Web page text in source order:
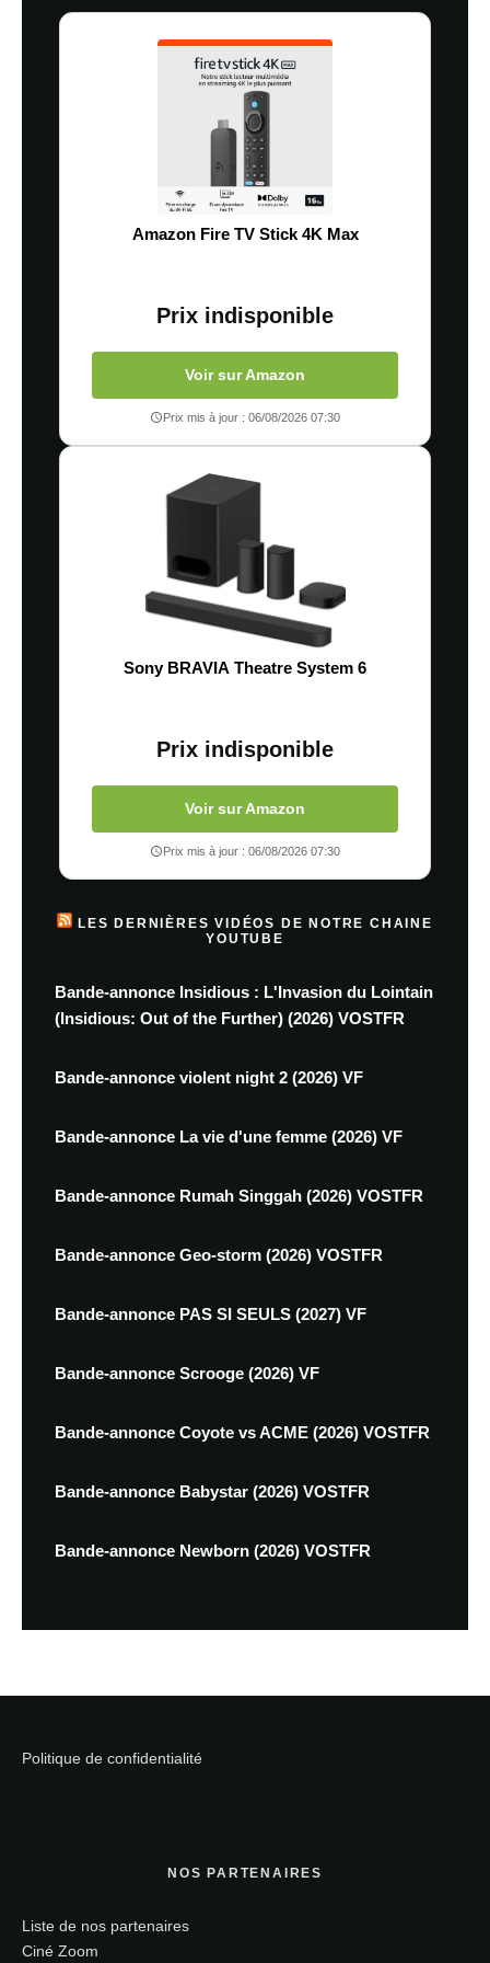
Amazon Fire TV Stick 4K Max
Prix indisponible
Voir sur Amazon
Prix mis à jour : 06/08/2026 07:30
Sony BRAVIA Theatre System 6
Prix indisponible
Voir sur Amazon
Prix mis à jour : 06/08/2026 07:30
LES DERNIÈRES VIDÉOS DE NOTRE CHAINE
YOUTUBE
Bande-annonce Insidious : L'Invasion du Lointain
(Insidious: Out of the Further) (2026) VOSTFR
Bande-annonce violent night 2 (2026) VF
Bande-annonce La vie d'une femme (2026) VF
Bande-annonce Rumah Singgah (2026) VOSTFR
Bande-annonce Geo-storm (2026) VOSTFR
Bande-annonce PAS SI SEULS (2027) VF
Bande-annonce Scrooge (2026) VF
Bande-annonce Coyote vs ACME (2026) VOSTFR
Bande-annonce Babystar (2026) VOSTFR
Bande-annonce Newborn (2026) VOSTFR
Politique de confidentialité
NOS PARTENAIRES
Liste de nos partenaires
Ciné Zoom